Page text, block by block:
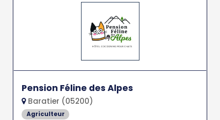
Pension Féline des Alpes
Baratier (05200)
Agriculteur